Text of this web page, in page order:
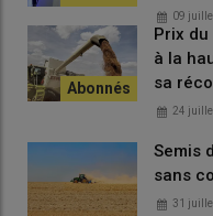
Lire aussi :
en 2026 ?
Quel est le
d’impôt HVE
09
Prix
à la
sa
24
Semis
sans
31